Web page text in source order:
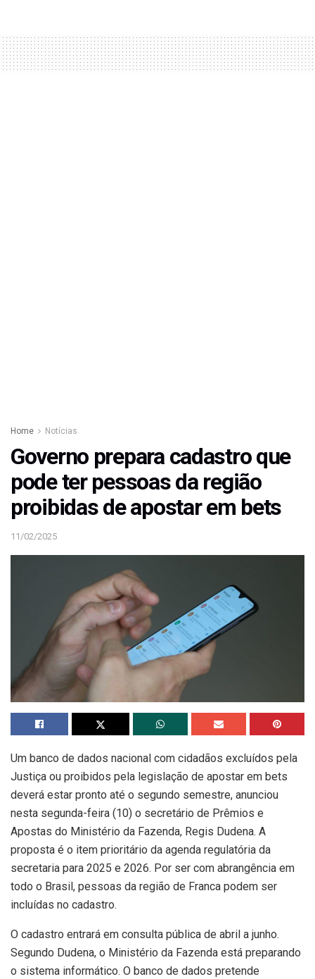
Home Notícias
Governo prepara cadastro que
pode ter pessoas da região
proibidas de apostar em bets
11/02/2025
Um banco de dados nacional com cidadãos excluídos pela
Justiça ou proibidos pela legislação de apostar em bets
deverá estar pronto até o segundo semestre, anunciou
nesta segunda-feira (10) o secretário de Prêmios e
Apostas do Ministério da Fazenda, Regis Dudena. A
proposta é o item prioritário da agenda regulatória da
secretaria para 2025 e 2026. Por ser com abrangência em
todo o Brasil, pessoas da região de Franca podem ser
incluídas no cadastro.
O cadastro entrará em consulta pública de abril a junho.
Segundo Dudena, o Ministério da Fazenda está preparando
o sistema informático. O banco de dados pretende